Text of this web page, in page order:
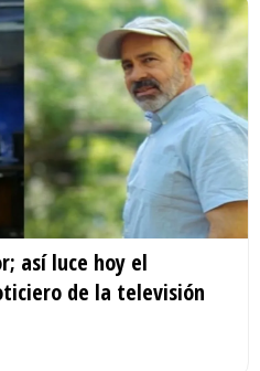
así luce hoy el
de la televisión